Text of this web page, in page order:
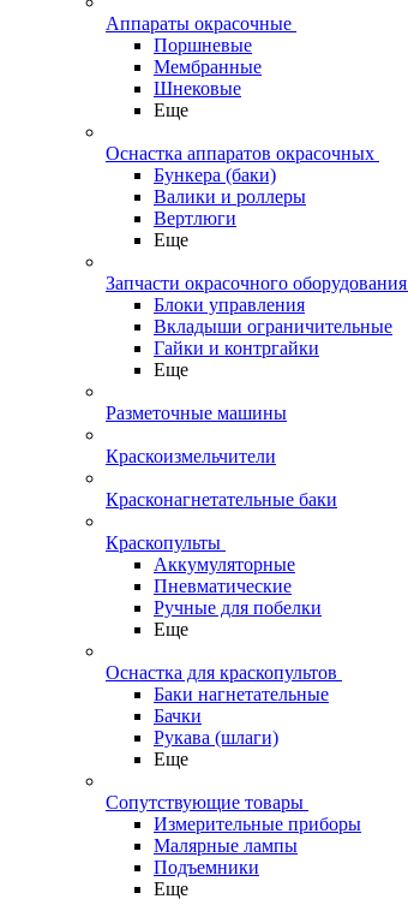
Аппараты окрасочные
Поршневые
Мембранные
Шнековые
Еще
Оснастка аппаратов окрасочных
Бункера (баки)
Валики и роллеры
Вертлюги
Еще
Запчасти окрасочного оборудования
Блоки управления
Вкладыши ограничительные
Гайки и контргайки
Еще
Разметочные машины
Краскоизмельчители
Красконагнетательные баки
Краскопульты
Аккумуляторные
Пневматические
Ручные для побелки
Еще
Оснастка для краскопультов
Баки нагнетательные
Бачки
Рукава (шлаги)
Еще
Сопутствующие товары
Измерительные приборы
Малярные лампы
Подъемники
Еще